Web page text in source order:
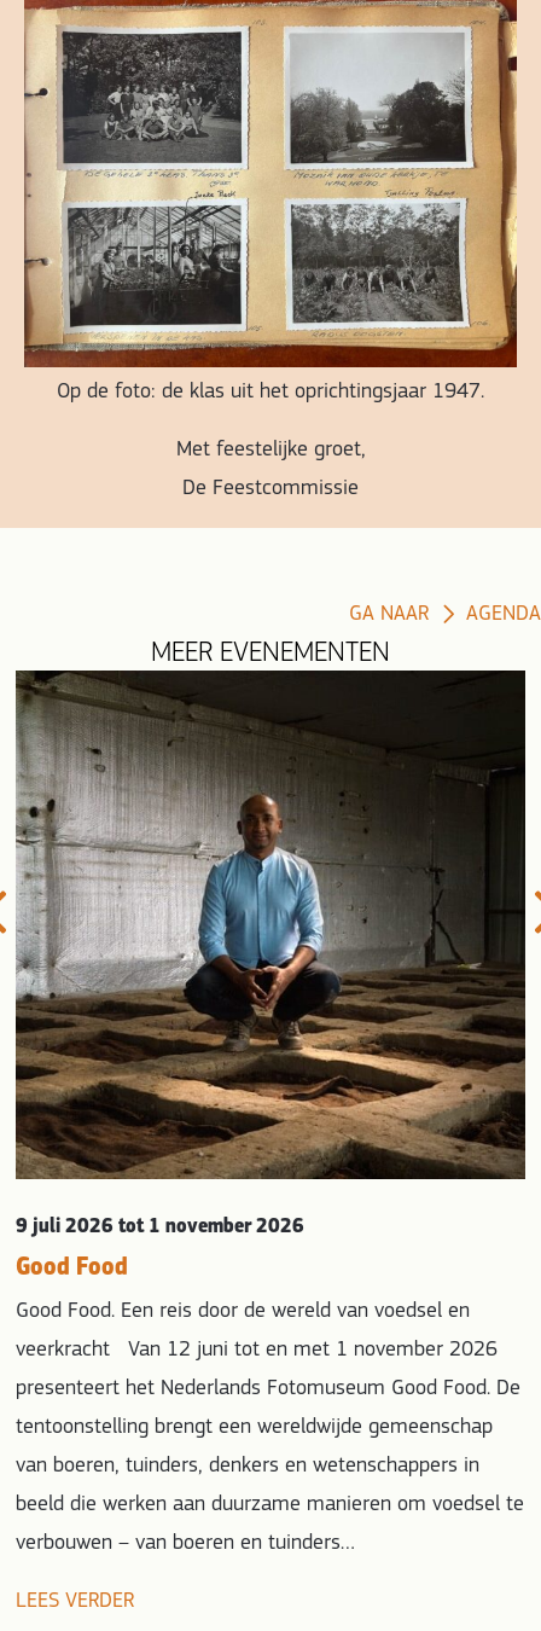
Op de foto: de klas uit het oprichtingsjaar 1947.
Met feestelijke groet,
De Feestcommissie
GA NAAR AGENDA
MEER EVENEMENTEN
9 juli 2026tot 1 november 2026
Good Food
Good Food. Een reis door de wereld van voedsel en
veerkracht Van 12 juni tot en met 1 november 2026
presenteert het Nederlands Fotomuseum Good Food. De
tentoonstelling brengt een wereldwijde gemeenschap
van boeren, tuinders, denkers en wetenschappers in
beeld die werken aan duurzame manieren om voedsel te
verbouwen – van boeren en tuinders…
LEES VERDER